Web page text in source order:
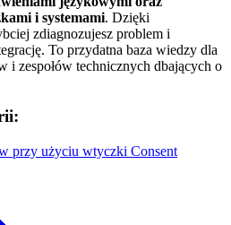
i systemami. Dzięki
zdiagnozujesz problem i
To przydatna baza wiedzy dla
i zespołów technicznych dbających o
przy użyciu wtyczki Consent